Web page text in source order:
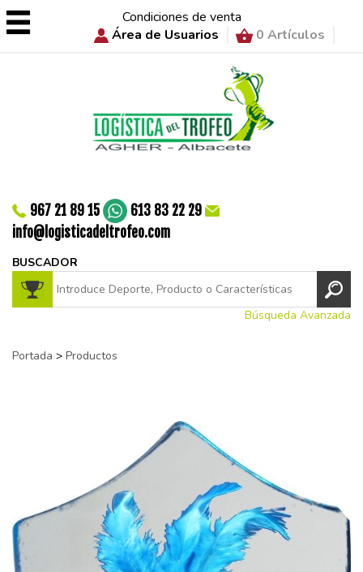
Condiciones de venta
Área de Usuarios
0 Artículos
967 21 89 15
613 83 22 29
info@logisticadeltrofeo.com
BUSCADOR
Búsqueda Avanzada
Portada > Productos